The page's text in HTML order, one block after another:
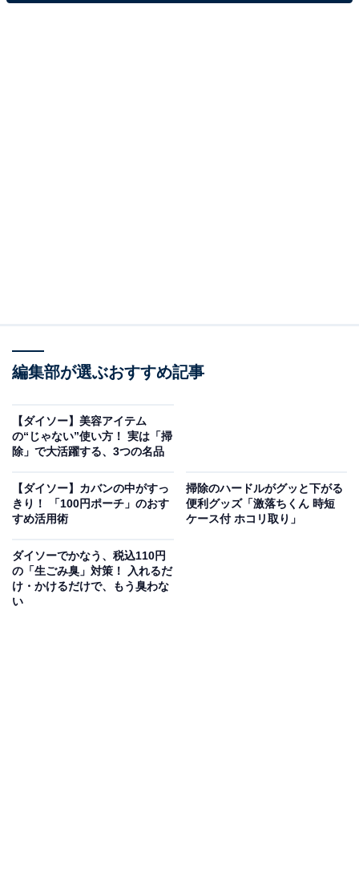
考え抜かれたフォルム
カラーはグリーンとグレーの2色展開。写真ではホワイ
編集部が選ぶおすすめ記事
【ダイソー】美容アイテム
の“じゃない”使い方！ 実は「掃
除」で大活躍する、3つの名品
【ダイソー】カバンの中がすっ
きり！ 「100円ポーチ」のおす
すめ活用術
掃除のハードルがグッと下がる
便利グッズ「激落ちくん 時短
ケース付 ホコリ取り」
ダイソーでかなう、税込110円
の「生ごみ臭」対策！ 入れるだ
け・かけるだけで、もう臭わな
い